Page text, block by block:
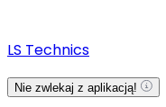
LS Technics
Nie zwlekaj z aplikacją!